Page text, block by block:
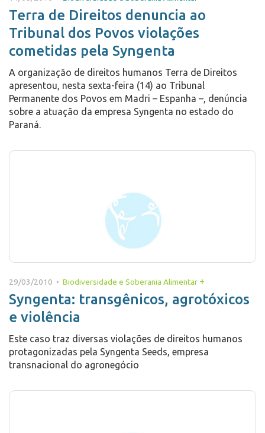
Terra de Direitos denuncia ao
Tribunal dos Povos violações
cometidas pela Syngenta
A organização de direitos humanos Terra de Direitos
apresentou, nesta sexta-feira (14) ao Tribunal
Permanente dos Povos em Madri – Espanha –, denúncia
sobre a atuação da empresa Syngenta no estado do
Paraná.
29/03/2010 • Biodiversidade e Soberania Alimentar +
Syngenta: transgênicos, agrotóxicos
e violência
Este caso traz diversas violações de direitos humanos
protagonizadas pela Syngenta Seeds, empresa
transnacional do agronegócio